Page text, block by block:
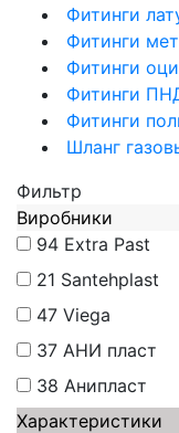
Фитинги
Фитинги
Фитинги
Фитинги
Фитинги
Шланг
Фильтр
Виробники
94 Extra Past
21 Santehplast
47 Viega
37 АНИ пласт
38 Анипласт
Характеристики